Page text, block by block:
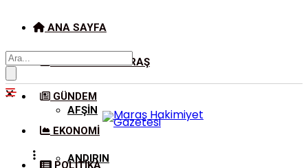
ANA SAYFA
KAHRAMANMARAŞ
AFŞIN
ANDIRIN
GÜNDEM
EKONOMI
POLITIKA